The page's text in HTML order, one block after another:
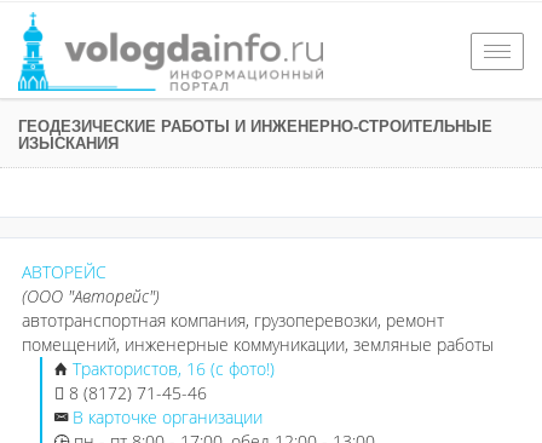
ГЕОДЕЗИЧЕСКИЕ РАБОТЫ И ИНЖЕНЕРНО-СТРОИТЕЛЬНЫЕ
ИЗЫСКАНИЯ
АВТОРЕЙС
(ООО "Авторейс")
автотранспортная компания, грузоперевозки, ремонт
помещений, инженерные коммуникации, земляные работы
Трактористов, 16 (с фото!)
8 (8172) 71-45-46
В карточке организации